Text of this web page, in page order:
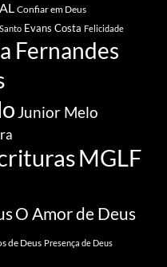
Confiar em Deus
Evans Costa Felicidade
Fernandes
Junior Melo
MGLF
O Amor de Deus
de Deus Presença de Deus